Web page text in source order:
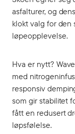
asfalturer, og
klokt valg for den
løpeopplevelse.
Hva er nytt?
med
responsiv
som gir stabilitet
fått en redusert
løpsfølelse.